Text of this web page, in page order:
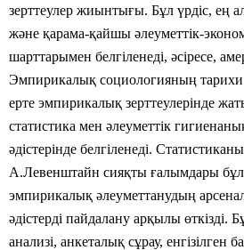
зерттеулер жиынтығы. Бұл үрдіс, ең
және қарама-қайшы әлеуметтік-
шарттарымен белгіленеді, әсіресе,
Эмпирикалық социологияның
ерте эмпирикалық зерттеулерінде
статистика мен әлеуметтік
әдістерінде белгіленеді.
А.Левенштайн сияқты ғалымдары бұл
эмпирикалық әлеуметтанудың
әдістерді пайдалану арқылы өткізді.
анализі, анкеталық сұрау, енгізілген